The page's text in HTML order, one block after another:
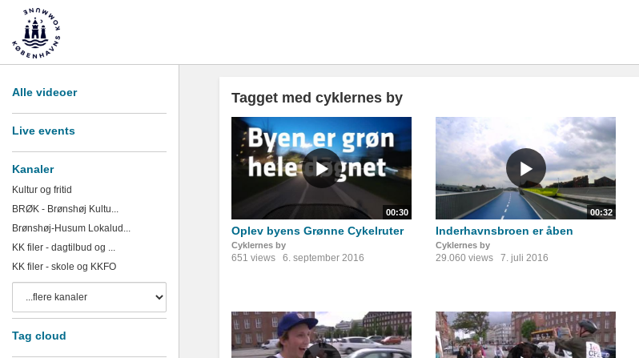
Alle videoer
Live events
Kanaler
Kultur og fritid
BRØK - Brønshøj Kultu...
Brønshøj-Husum Lokalud...
KK filer - dagtilbud og ...
KK filer - skole og KKFO
Tag cloud
Tagget med cyklernes by
00:30
Oplev byens Grønne Cykelruter
Cyklernes by
651 views 6. september 2016
00:32
Inderhavnsbroen er åben
Cyklernes by
29.060 views 7. juli 2016